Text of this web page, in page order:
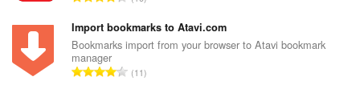
ạ
n
g
ế
p
h
ạ
n
g
ố
Import bookmarks to Atavi.com
Bookmarks import from your browser to Atavi bookmark
manager
T11